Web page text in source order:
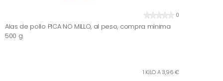
0
Alas de pollo PICA NO MILLO, al peso, compra mínima
500 g
1 KILO A 3,96 €